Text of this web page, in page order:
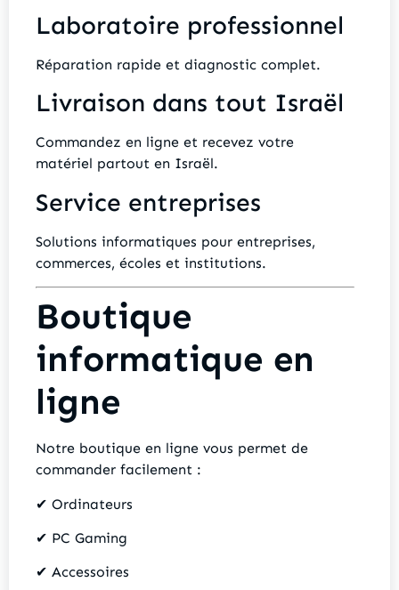
Laboratoire professionnel
Réparation rapide et diagnostic complet.
Livraison dans tout Israël
Commandez en ligne et recevez votre
matériel partout en Israël.
Service entreprises
Solutions informatiques pour entreprises,
commerces, écoles et institutions.
Boutique
informatique en
ligne
Notre boutique en ligne vous permet de
commander facilement :
✔ Ordinateurs
✔ PC Gaming
✔ Accessoires